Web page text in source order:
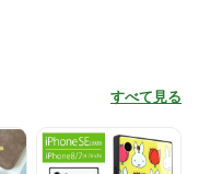
すべて見る